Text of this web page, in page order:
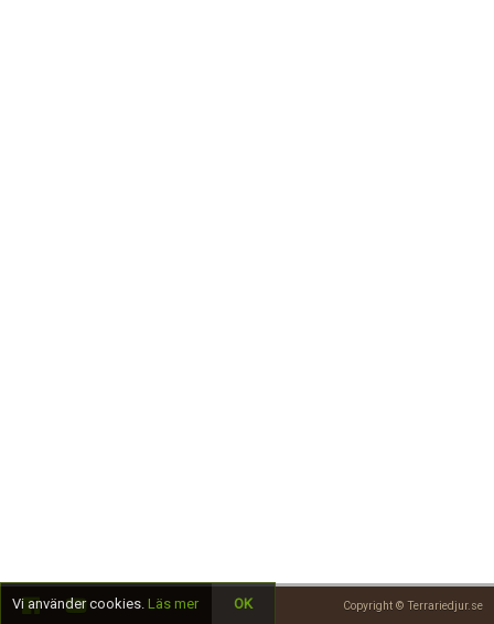
Copyright © Terrariedjur.se
Vi använder cookies. Läs mer OK